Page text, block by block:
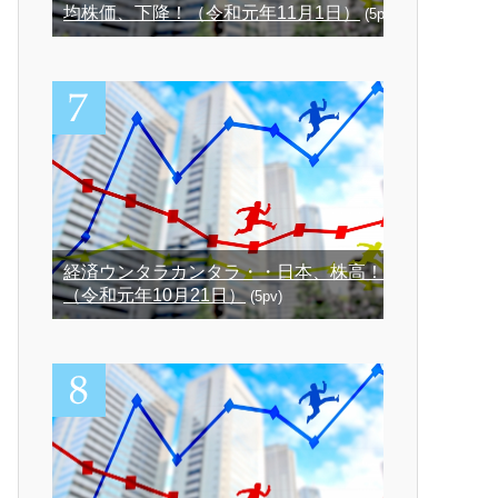
均株価、下降！（令和元年11月1日）(5pv)
経済ウンタラカンタラ・・日本、株高！
（令和元年10月21日）(5pv)